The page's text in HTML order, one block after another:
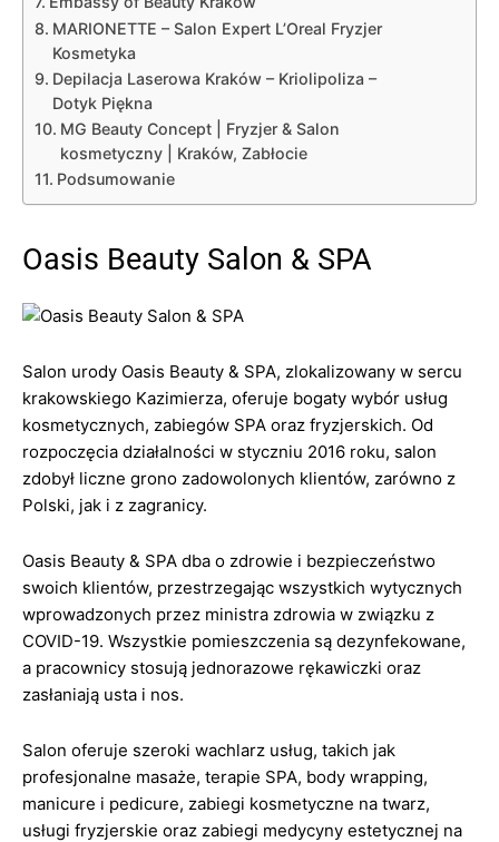
MARIONETTE – Salon Expert L’Oreal Fryzjer
Kosmetyka
Depilacja Laserowa Kraków – Kriolipoliza –
Dotyk Piękna
MG Beauty Concept | Fryzjer & Salon
kosmetyczny | Kraków, Zabłocie
Podsumowanie
Oasis Beauty Salon & SPA
Salon urody Oasis Beauty & SPA, zlokalizowany w sercu
krakowskiego Kazimierza, oferuje bogaty wybór usług
kosmetycznych, zabiegów SPA oraz fryzjerskich. Od
rozpoczęcia działalności w styczniu 2016 roku, salon
zdobył liczne grono zadowolonych klientów, zarówno z
Polski, jak i z zagranicy.
Oasis Beauty & SPA dba o zdrowie i bezpieczeństwo
swoich klientów, przestrzegając wszystkich wytycznych
wprowadzonych przez ministra zdrowia w związku z
COVID-19. Wszystkie pomieszczenia są dezynfekowane,
a pracownicy stosują jednorazowe rękawiczki oraz
zasłaniają usta i nos.
Salon oferuje szeroki wachlarz usług, takich jak
profesjonalne masaże, terapie SPA, body wrapping,
manicure i pedicure, zabiegi kosmetyczne na twarz,
usługi fryzjerskie oraz zabiegi medycyny estetycznej na